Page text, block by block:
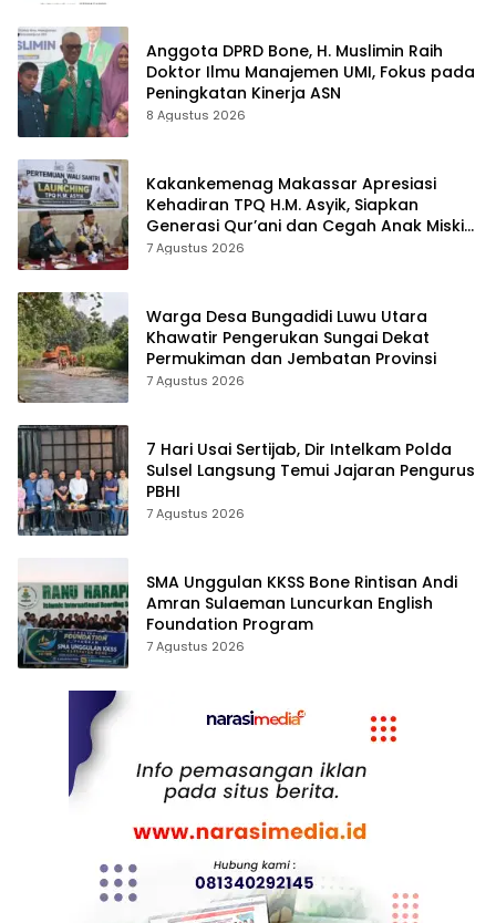
Anggota DPRD Bone, H. Muslimin Raih
Doktor Ilmu Manajemen UMI, Fokus pada
Peningkatan Kinerja ASN
8 Agustus 2026
Kakankemenag Makassar Apresiasi
Kehadiran TPQ H.M. Asyik, Siapkan
Generasi Qur’ani dan Cegah Anak Miskin
Spiritualitas
7 Agustus 2026
Warga Desa Bungadidi Luwu Utara
Khawatir Pengerukan Sungai Dekat
Permukiman dan Jembatan Provinsi
7 Agustus 2026
7 Hari Usai Sertijab, Dir Intelkam Polda
Sulsel Langsung Temui Jajaran Pengurus
PBHI
7 Agustus 2026
SMA Unggulan KKSS Bone Rintisan Andi
Amran Sulaeman Luncurkan English
Foundation Program
7 Agustus 2026